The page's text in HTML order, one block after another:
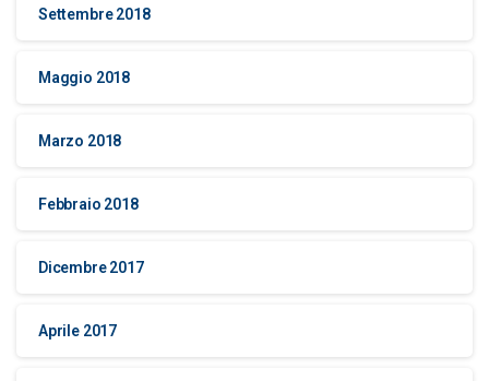
Settembre 2018
Maggio 2018
Marzo 2018
Febbraio 2018
Dicembre 2017
Aprile 2017